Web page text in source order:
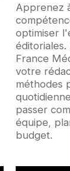
Accroche
Apprenez
optimiser
France
votre
méthodes
passer
équipe,
budget.